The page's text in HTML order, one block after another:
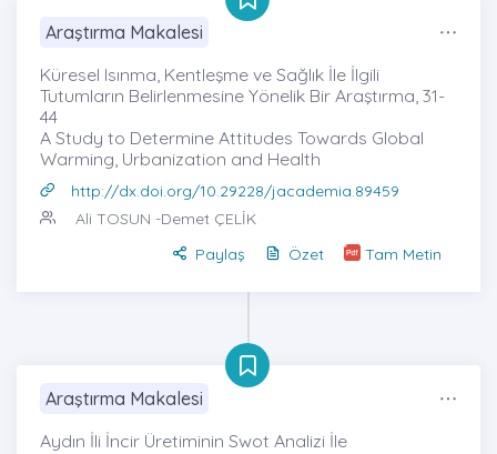
Araştırma Makalesi
Küresel Isınma, Kentleşme ve Sağlık İle İlgili
Tutumların Belirlenmesine Yönelik Bir Araştırma, 31-
44
A Study to Determine Attitudes Towards Global
Warming, Urbanization and Health
http://dx.doi.org/10.29228/jacademia.89459
Ali TOSUN -Demet ÇELİK
Paylaş
Özet Tam Metin
Araştırma Makalesi
Aydın İli İncir Üretiminin Swot Analizi İle